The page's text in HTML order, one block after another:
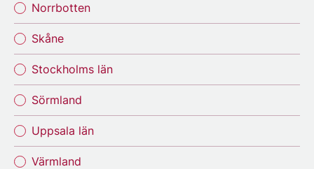
Norrbotten
Skåne
Stockholms län
Sörmland
Uppsala län
Värmland